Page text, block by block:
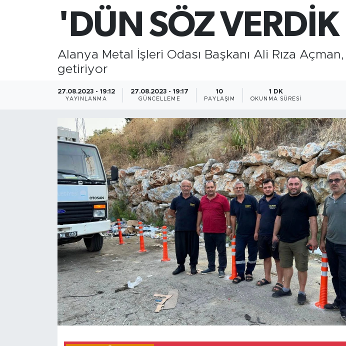
'DÜN SÖZ
Alanya Metal İşleri Odası Başkanı Ali Rıza
getiriyor
27.08.2023 - 19:12
YAYINLANMA
27.08.2023 - 19:17
GÜNCELLEME
10
PAYLAŞIM
1 DK
OKUNMA SÜRESI
Gazipaşa
Gündem
İnşaat-Emlak
Kültür-Sanat
Siyaset
Turizm
Türkiye
Yaşam